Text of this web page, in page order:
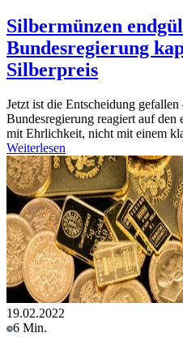
Silbermünzen
Bundesregierung
Silberpreis
Jetzt ist die Entscheidung
Bundesregierung reagiert auf
mit Ehrlichkeit, nicht mit einem
Weiterlesen
19.02.2022
6 Min.